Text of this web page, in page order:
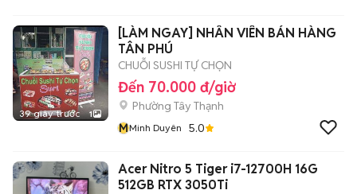
39 giây trước 1
[LÀM NGAY] NHÂN VIÊN BÁN HÀNG
TÂN PHÚ
CHUỖI SUSHI TỰ CHỌN
Đến 70.000 đ/giờ
Phường Tây Thạnh
MMinh Duyên 5.0
Acer Nitro 5 Tiger i7-12700H 16G
512GB RTX 3050Ti